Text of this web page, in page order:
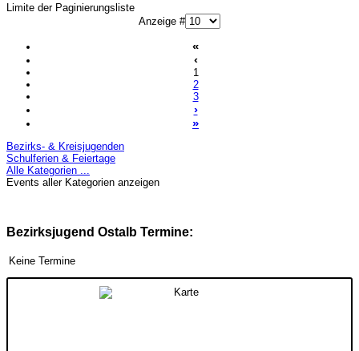
Limite der Paginierungsliste
Anzeige #
«
‹
1
2
3
›
»
Bezirks- & Kreisjugenden
Schulferien & Feiertage
Alle Kategorien ...
Events aller Kategorien anzeigen
Bezirksjugend Ostalb Termine:
Keine Termine